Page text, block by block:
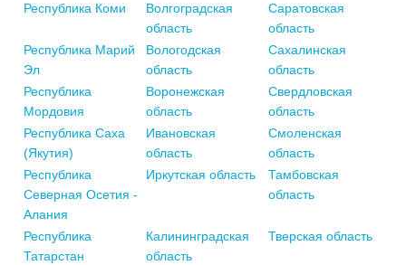
Республика Коми
Волгоградская
область
Саратовская
область
Республика Марий
Эл
Вологодская
область
Сахалинская
область
Республика
Мордовия
Воронежская
область
Свердловская
область
Республика Саха
(Якутия)
Ивановская
область
Смоленская
область
Республика
Северная Осетия -
Алания
Иркутская область
Тамбовская
область
Республика
Татарстан
Калининградская
область
Тверская область